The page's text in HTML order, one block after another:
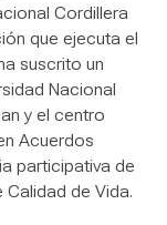
Cordillera
que ejecuta el
suscrito un
Nacional
y el centro
Acuerdos
participativa de
de Vida.